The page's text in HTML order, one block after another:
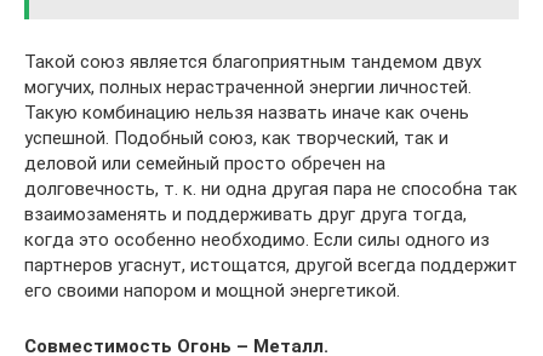
Такой союз является благоприятным тандемом двух
могучих, полных нерастраченной энергии личностей.
Такую комбинацию нельзя назвать иначе как очень
успешной. Подобный союз, как творческий, так и
деловой или семейный просто обречен на
долговечность, т. к. ни одна другая пара не способна так
взаимозаменять и поддерживать друг друга тогда,
когда это особенно необходимо. Если силы одного из
партнеров угаснут, истощатся, другой всегда поддержит
его своими напором и мощной энергетикой.
Совместимость Огонь – Металл.